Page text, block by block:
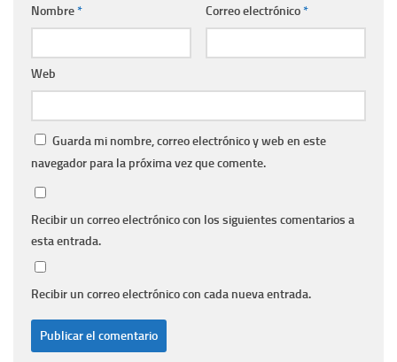
Nombre* Correo electrónico*
Web
Guarda mi nombre, correo electrónico y web en este
navegador para la próxima vez que comente.
Recibir un correo electrónico con los siguientes comentarios a
esta entrada.
Recibir un correo electrónico con cada nueva entrada.